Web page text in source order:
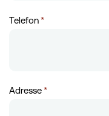
Telefon*
Adresse*